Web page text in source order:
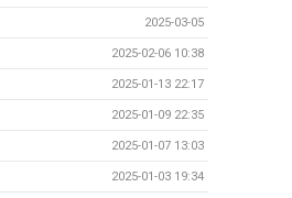
2025-03-05
2025-02-06 10:38
2025-01-13 22:17
2025-01-09 22:35
2025-01-07 13:03
2025-01-03 19:34